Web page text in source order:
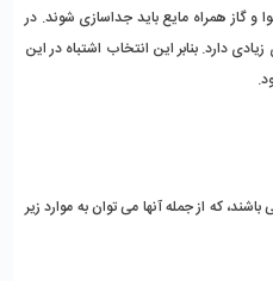
و گاز همراه مایع باید جداسازی شوند. در
دارد. بنابر این انتخاب اشتباه در این
که از جمله آنها می توان به موارد زیر